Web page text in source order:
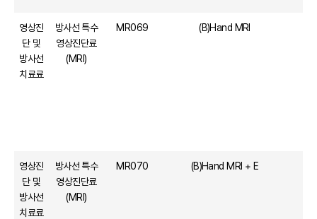
영상진
단 및
방사선
치료료
방사선 특수
영상진단료
(MRI)
MR069 (B)Hand MRI
영상진
단 및
방사선
치료료
방사선 특수
영상진단료
(MRI)
MR070 (B)Hand MRI + E